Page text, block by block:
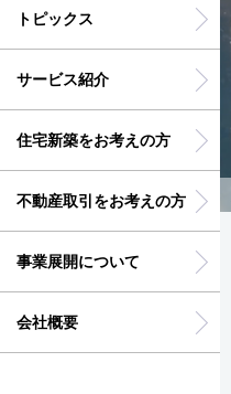
トピックス
サービス紹介
住宅新築をお考えの方
不動産取引をお考えの方
事業展開について
会社概要